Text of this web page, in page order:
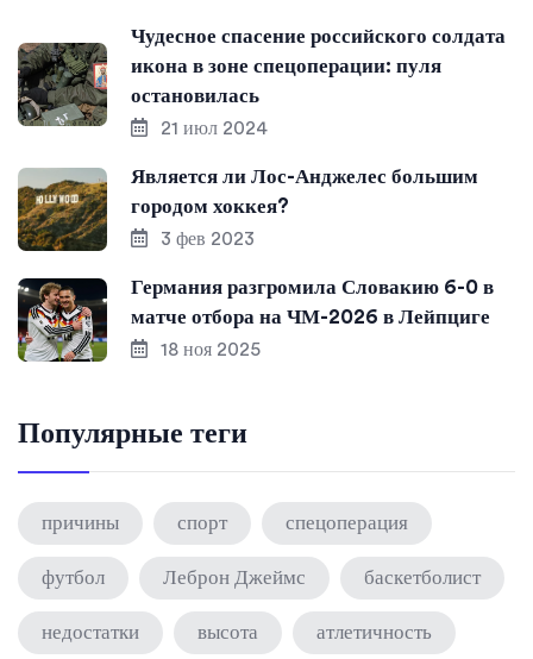
Чудесное спасение российского солдата
икона в зоне спецоперации: пуля
остановилась
21 июл 2024
Является ли Лос-Анджелес большим
городом хоккея?
3 фев 2023
Германия разгромила Словакию 6-0 в
матче отбора на ЧМ-2026 в Лейпциге
18 ноя 2025
Популярные теги
причины спорт спецоперация
футбол Леброн Джеймс баскетболист
недостатки высота атлетичность